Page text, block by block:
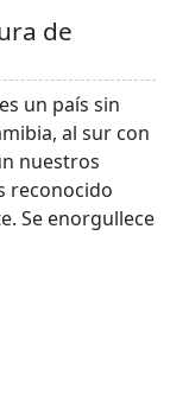
de
un país sin
al sur con
nuestros
reconocido
Se enorgullece